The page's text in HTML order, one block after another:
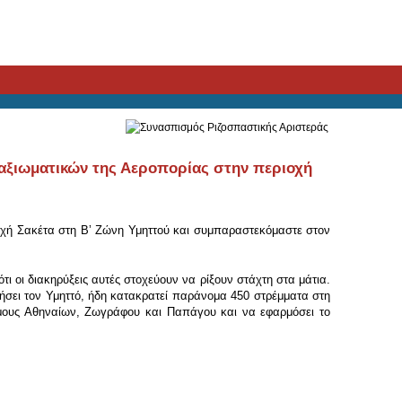
της Αεροπορίας στην περιοχή
Σακέτα στη Βʼ Ζώνη Υμηττού και συμπαραστεκόμαστε στον
διακηρύξεις αυτές στοχεύουν να ρίξουν στάχτη στα μάτια.
τον Υμηττό, ήδη κατακρατεί παράνομα 450 στρέμματα στη
Αθηναίων, Ζωγράφου και Παπάγου και να εφαρμόσει το